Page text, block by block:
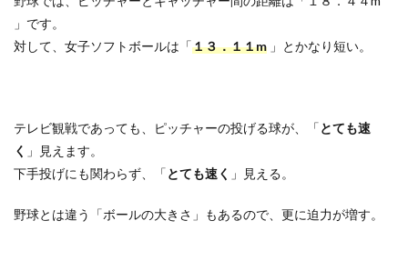
」です。
対して、女子ソフトボールは「１３．１１m 」とかなり短い。
テレビ観戦であっても、ピッチャーの投げる球が、「とても速
く 」見えます。
下手投げにも関わらず、「とても速く 」見える。
野球とは違う「ボールの大きさ」もあるので、更に迫力が増す。